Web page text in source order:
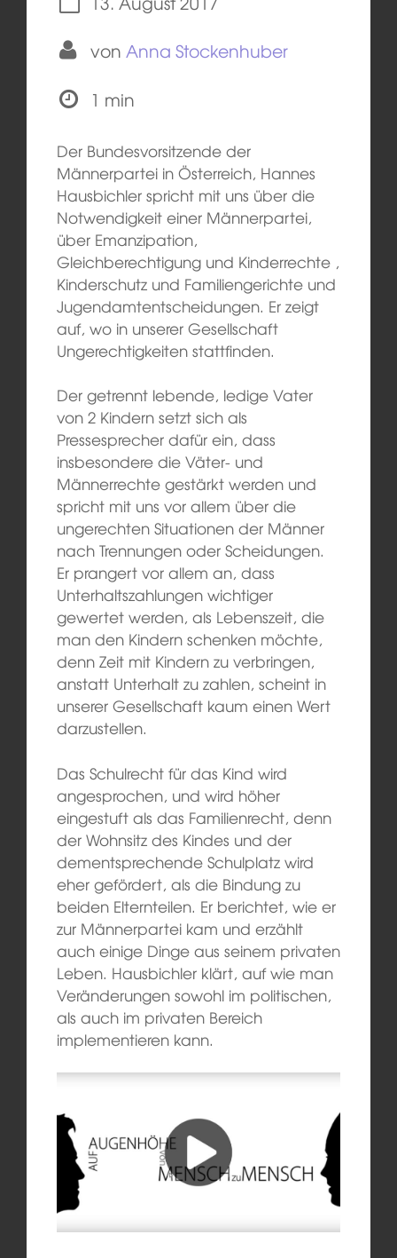
von Anna Stockenhuber
1 min
Der Bundesvorsitzende der
Männerpartei in Österreich, Hannes
Hausbichler spricht mit uns über die
Notwendigkeit einer Männerpartei,
über Emanzipation,
Gleichberechtigung und Kinderrechte ,
Kinderschutz und Familiengerichte und
Jugendamtentscheidungen. Er zeigt
auf, wo in unserer Gesellschaft
Ungerechtigkeiten stattfinden.
Der getrennt lebende, ledige Vater
von 2 Kindern setzt sich als
Pressesprecher dafür ein, dass
insbesondere die Väter- und
Männerrechte gestärkt werden und
spricht mit uns vor allem über die
ungerechten Situationen der Männer
nach Trennungen oder Scheidungen.
Er prangert vor allem an, dass
Unterhaltszahlungen wichtiger
gewertet werden, als Lebenszeit, die
man den Kindern schenken möchte,
denn Zeit mit Kindern zu verbringen,
anstatt Unterhalt zu zahlen, scheint in
unserer Gesellschaft kaum einen Wert
darzustellen.
Das Schulrecht für das Kind wird
angesprochen, und wird höher
eingestuft als das Familienrecht, denn
der Wohnsitz des Kindes und der
dementsprechende Schulplatz wird
eher gefördert, als die Bindung zu
beiden Elternteilen. Er berichtet, wie er
zur Männerpartei kam und erzählt
auch einige Dinge aus seinem privaten
Leben. Hausbichler klärt, auf wie man
Veränderungen sowohl im politischen,
als auch im privaten Bereich
implementieren kann.